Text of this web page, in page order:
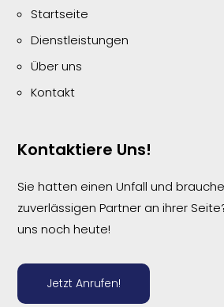
Startseite
Dienstleistungen
Über uns
Kontakt
Kontaktiere Uns!
Sie hatten einen Unfall und
zuverlässigen Partner an ihrer
uns noch heute!
Jetzt Anrufen!